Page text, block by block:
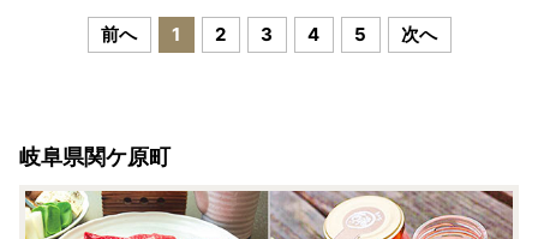
前へ 1 2 3 4 5 次へ
岐阜県関ケ原町